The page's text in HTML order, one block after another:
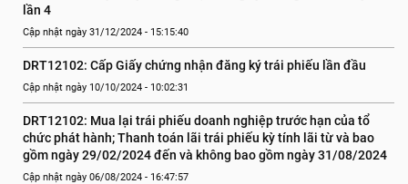
lần 4
Cập nhật ngày 31/12/2024 - 15:15:40
DRT12102: Cấp Giấy chứng nhận đăng ký trái phiếu lần đầu
Cập nhật ngày 10/10/2024 - 10:02:31
DRT12102: Mua lại trái phiếu doanh nghiệp trước hạn của tổ
chức phát hành; Thanh toán lãi trái phiếu kỳ tính lãi từ và bao
gồm ngày 29/02/2024 đến và không bao gồm ngày 31/08/2024
Cập nhật ngày 06/08/2024 - 16:47:57